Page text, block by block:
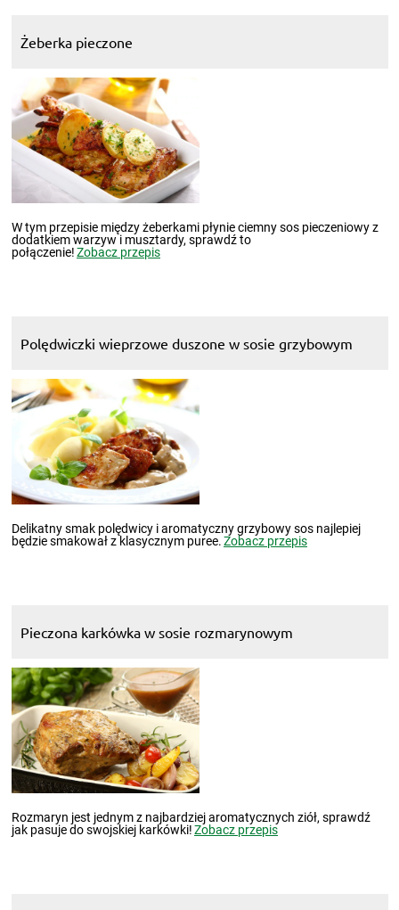
Żeberka pieczone
W tym przepisie między żeberkami płynie ciemny sos pieczeniowy z
dodatkiem warzyw i musztardy, sprawdź to
połączenie!Zobacz przepis
Polędwiczki wieprzowe duszone w sosie grzybowym
Delikatny smak polędwicy i aromatyczny grzybowy sos najlepiej
będzie smakował z klasycznym puree.Zobacz przepis
Pieczona karkówka w sosie rozmarynowym
Rozmaryn jest jednym z najbardziej aromatycznych ziół, sprawdź
jak pasuje do swojskiej karkówki!Zobacz przepis